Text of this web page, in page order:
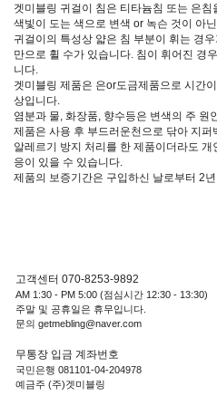
겟미블링 귀걸이 침은 티타늄침 또는 은
색빛이 도는 색으로 변색 or 녹슨 것이 아
귀걸이의 특성상 얇은 침 부분이 휘는 경
만으로 휠 수가 있습니다. 침이 휘어진 경
니다.
겟미블링 제품은 은or도금제품으로 시간
상입니다.
염분과 물, 화장품, 향수등은 변색의 주 원
제품은 사용 후 부드러운천으로 닦아 지퍼
알레르기 방지 처리를 한 제품이더라도
응이 있을 수 있습니다.
제품의 보증기간은 구입하신 날로부터 2년
고객센터 070-8253-9892
AM 1:30 - PM 5:00 (점심시간 12:30 - 13:30)
주말 및 공휴일은 휴무입니다.
문의 getmebling@naver.com
무통장 입금 계좌번호
국민은행 081101-04-204978
예금주 (주)겟미블링